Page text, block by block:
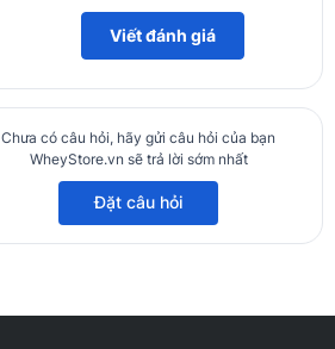
Viết đánh giá
Chưa có câu hỏi, hãy gửi câu hỏi của bạn
WheyStore.vn sẽ trả lời sớm nhất
Đặt câu hỏi